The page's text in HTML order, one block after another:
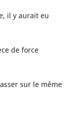
il y aurait eu
de force
sur le même